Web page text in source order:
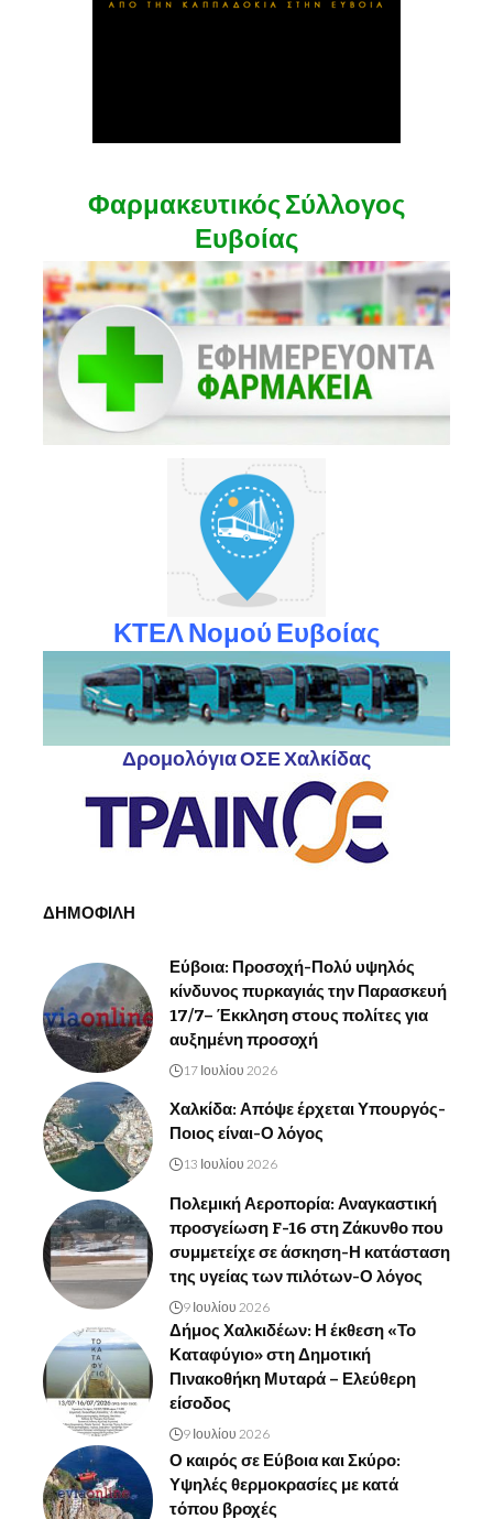
Φαρμακευτικός Σύλλογος
Ευβοίας
ΚΤΕΛ Νομού Ευβοίας
Δρομολόγια ΟΣΕ Χαλκίδας
ΔΗΜΟΦΙΛΗ
Εύβοια: Προσοχή-Πολύ υψηλός
κίνδυνος πυρκαγιάς την Παρασκευή
17/7– Έκκληση στους πολίτες για
αυξημένη προσοχή
17 Ιουλίου 2026
Χαλκίδα: Απόψε έρχεται Υπουργός-
Ποιος είναι-Ο λόγος
13 Ιουλίου 2026
Πολεμική Αεροπορία: Αναγκαστική
προσγείωση F-16 στη Ζάκυνθο που
συμμετείχε σε άσκηση-Η κατάσταση
της υγείας των πιλότων-Ο λόγος
9 Ιουλίου 2026
Δήμος Χαλκιδέων: Η έκθεση «Το
Καταφύγιο» στη Δημοτική
Πινακοθήκη Μυταρά – Ελεύθερη
είσοδος
9 Ιουλίου 2026
Ο καιρός σε Εύβοια και Σκύρο:
Υψηλές θερμοκρασίες με κατά
τόπου βροχές